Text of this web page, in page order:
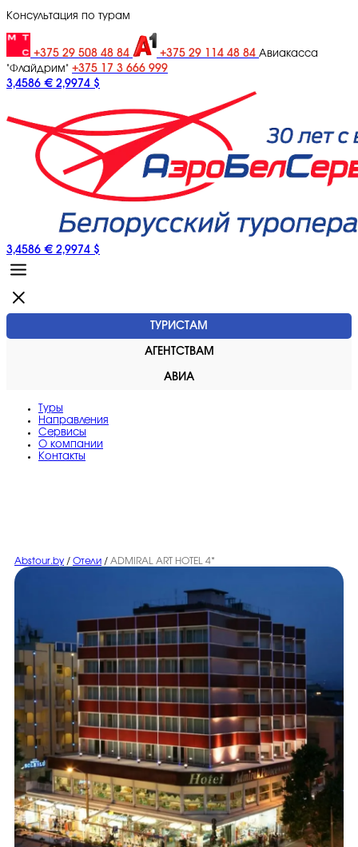
Консультация по турам
+375 29 508 48 84 +375 29 114 48 84 Авиакасса
"Флайдрим" +375 17 3 666 999
3,4586 € 2,9974 $
3,4586 € 2,9974 $
ТУРИСТАМ
АГЕНТСТВАМ
АВИА
Туры
Направления
Сервисы
O компании
Контакты
Abstour.by / Отели / ADMIRAL ART HOTEL 4*